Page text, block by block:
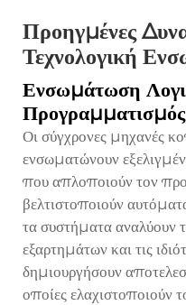
Προηγμένες
Τεχνολογική
Ενσωμάτωση
Προγραμματισμός
Οι σύγχρονες μηχανές
ενσωματώνουν
που απλοποιούν τον
βελτιστοποιούν
τα συστήματα αναλύουν
εξαρτημάτων και τις
δημιουργήσουν
οποίες ελαχιστοποιούν